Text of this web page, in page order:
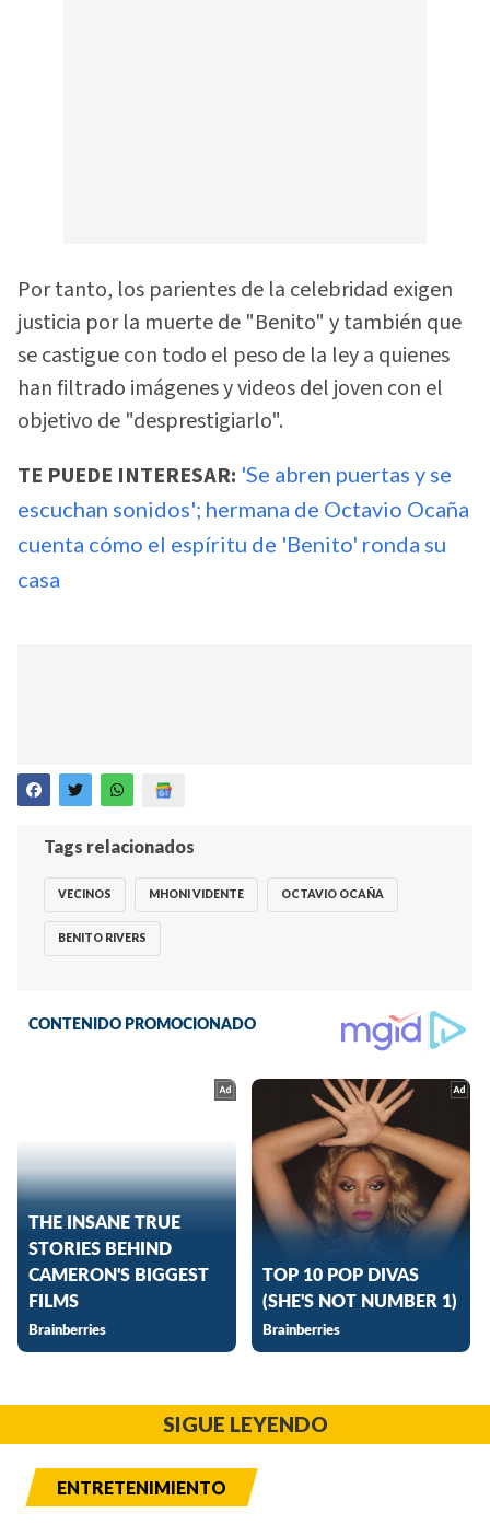
Por tanto, los parientes de la celebridad exigen
justicia por la muerte de "Benito" y también que
se castigue con todo el peso de la ley a quienes
han filtrado imágenes y videos del joven con el
objetivo de "desprestigiarlo".
TE PUEDE INTERESAR: 'Se abren puertas y se
escuchan sonidos'; hermana de Octavio Ocaña
cuenta cómo el espíritu de 'Benito' ronda su
casa
Tags relacionados
VECINOS MHONI VIDENTE OCTAVIO OCAÑA
BENITO RIVERS
SIGUE LEYENDO
ENTRETENIMIENTO